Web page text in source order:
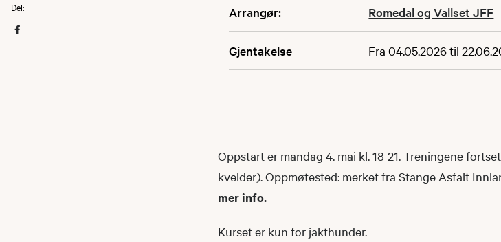
Arrangør: Romedal og Vallset JFF
Gjentakelse Fra 04.05.2026 til
Del:
Oppstart er mandag 4. mai kl. 18-21. Treningene
kvelder). Oppmøtested: merket fra Stange Asfalt
mer info.
Kurset er kun for jakthunder.